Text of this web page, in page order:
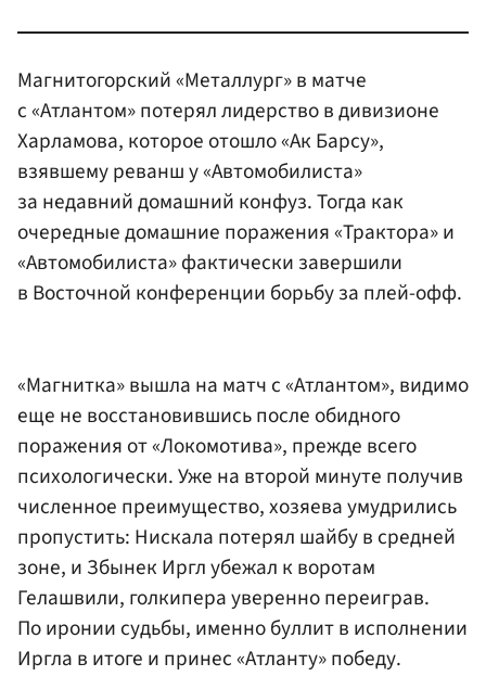
Магнитогорский «Металлург» в матче
с «Атлантом» потерял лидерство в дивизионе
Харламова, которое отошло «Ак Барсу»,
взявшему реванш у «Автомобилиста»
за недавний домашний конфуз. Тогда как
очередные домашние поражения «Трактора» и
«Автомобилиста» фактически завершили
в Восточной конференции борьбу за плей-офф.
«Магнитка» вышла на матч с «Атлантом», видимо
еще не восстановившись после обидного
поражения от «Локомотива», прежде всего
психологически. Уже на второй минуте получив
численное преимущество, хозяева умудрились
пропустить: Нискала потерял шайбу в средней
зоне, и Збынек Иргл убежал к воротам
Гелашвили, голкипера уверенно переиграв.
По иронии судьбы, именно буллит в исполнении
Иргла в итоге и принес «Атланту» победу.